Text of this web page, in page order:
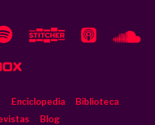
Enciclopedia
Biblioteca
Blog